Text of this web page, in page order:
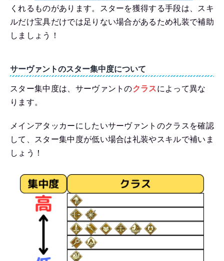
くれるものがあります。スターを獲得する手段は、スキ
ルだけ宝具だけでは足りない場合があるため礼装で補助
しましょう！
サーヴァントのスター集中度について
スター集中度は、サーヴァントのクラスによって異な
ります。
メインアタッカーにしたいサーヴァントのクラスを確認
して、スター集中度が低い場合は礼装やスキルで補いま
しょう！